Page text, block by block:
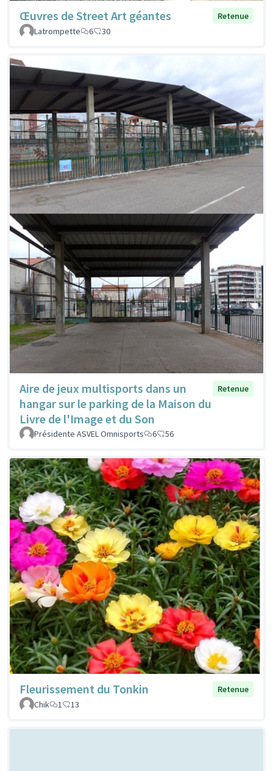
Œuvres de Street Art géantes
Retenue
Latrompette
6 30
Aire de jeux multisports dans un
hangar sur le parking de la Maison du
Livre de l'Image et du Son
Retenue
Présidente ASVEL Omnisports 6 56
Fleurissement du Tonkin
Retenue
Chik
1 13